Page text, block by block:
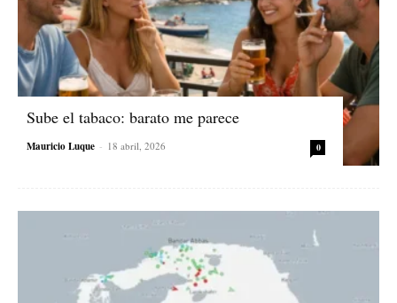
Sube el tabaco: barato me parece
Mauricio Luque - 18 abril, 2026 0